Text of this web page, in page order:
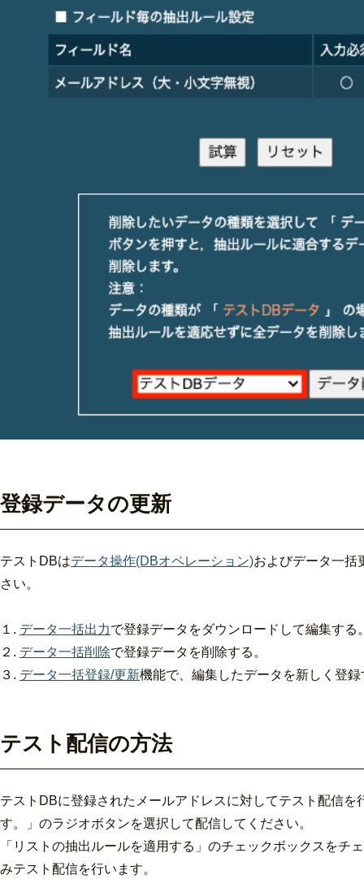
登録データの更新
テストDBはデータ操作(DBオペレーション)およびデータ一括
さい。
１. データ一括出力で登録データをダウンロードして編集する
２. データ一括削除で登録データを削除する。
３. データ一括登録/更新機能で、編集したデータを新しく登録
テスト配信の方法
テストDBに登録されたメールアドレスに対してテスト配信
す。」のラジオボタンを選択して配信してください。
「リストの抽出ルールを適用する」のチェックボックスを
みテスト配信を行います。